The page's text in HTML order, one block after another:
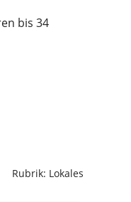
bis 34
Rubrik: Lokales